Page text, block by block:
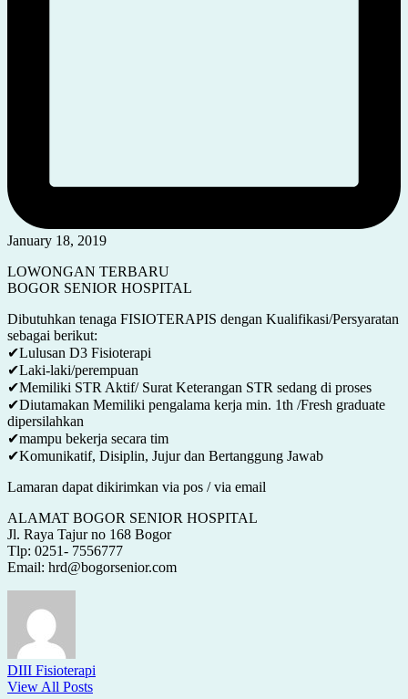
January 18, 2019
LOWONGAN TERBARU
BOGOR SENIOR HOSPITAL
Dibutuhkan tenaga FISIOTERAPIS dengan Kualifikasi/Persyaratan
sebagai berikut:
✔Lulusan D3 Fisioterapi
✔Laki-laki/perempuan
✔Memiliki STR Aktif/ Surat Keterangan STR sedang di proses
✔Diutamakan Memiliki pengalama kerja min. 1th /Fresh graduate
dipersilahkan
✔mampu bekerja secara tim
✔Komunikatif, Disiplin, Jujur dan Bertanggung Jawab
Lamaran dapat dikirimkan via pos / via email
ALAMAT BOGOR SENIOR HOSPITAL
Jl. Raya Tajur no 168 Bogor
Tlp: 0251- 7556777
Email: hrd@bogorsenior.com
DIII Fisioterapi
View All Posts